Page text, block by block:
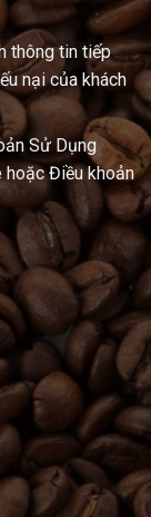
thông tin tiếp
nại của khách
Sử Dụng
Điều khoản